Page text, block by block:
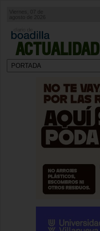
ACTUALIDAD
agosto de 2026